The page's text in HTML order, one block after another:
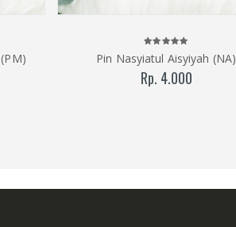
Pin Nasyiatul Aisyiyah (NA)
Rp. 4.000